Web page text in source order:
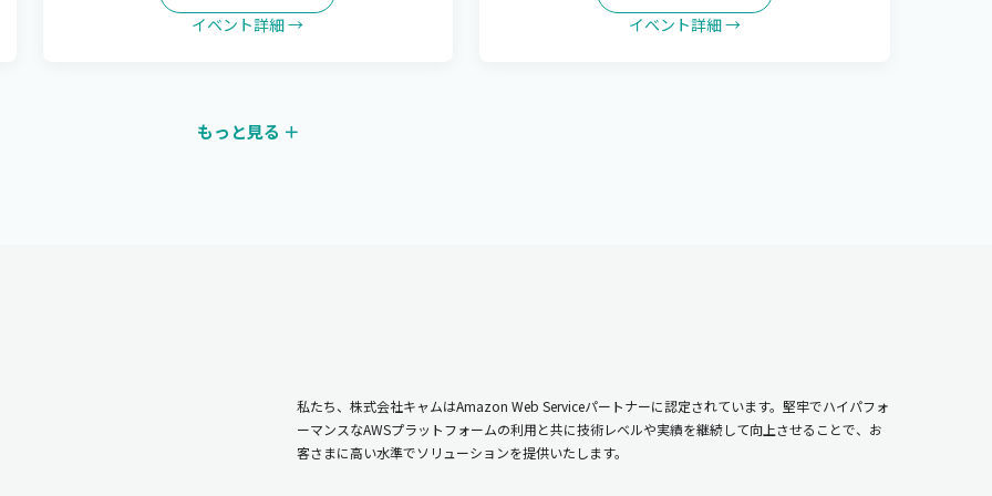
イベント詳細 →
イベント詳細 →
もっと見る ＋
私たち、株式会社キャムはAmazon Web Serviceパートナーに認定されています。堅牢でハイパフォ
ーマンスなAWSプラットフォームの利用と共に技術レベルや実績を継続して向上させることで、お
客さまに高い水準でソリューションを提供いたします。